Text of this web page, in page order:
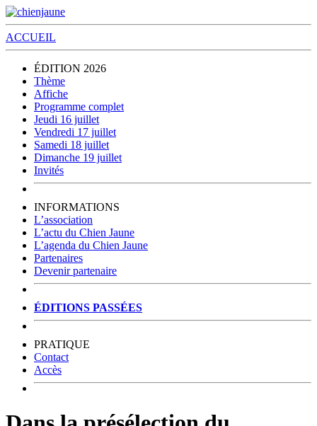
ACCUEIL
ÉDITION 2026
Thème
Affiche
Programme complet
Jeudi 16 juillet
Vendredi 17 juillet
Samedi 18 juillet
Dimanche 19 juillet
Invités
INFORMATIONS
L’association
L’actu du Chien Jaune
L’agenda du Chien Jaune
Partenaires
Devenir partenaire
ÉDITIONS PASSÉES
PRATIQUE
Contact
Accès